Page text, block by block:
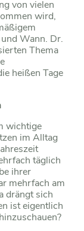
von vielen
wird,
Wann. Dr.
Thema
heißen Tage
wichtige
im Alltag
täglich
ihrer
mehrfach am
drängt sich
ist eigentlich